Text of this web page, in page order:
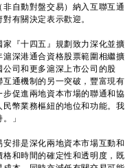
自動對盤交易）納入互聯互通
有關決定表示歡迎。
『十四五』規劃致力深化並擴
深港通合資格股票範圍相繼擴
司和更多滬深上市公司的股
通機制的另一突破，豐富現有
促進兩地資本市場的聯通和協
幣業務樞紐的地位和功能。我
」
排是深化兩地資本市場互動和
和時間的確定性和透明度，既